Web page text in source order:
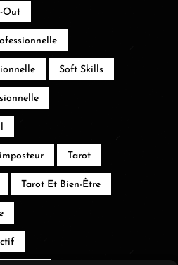
Out
Soft Skills
Tarot
Tarot Et Bien-Être